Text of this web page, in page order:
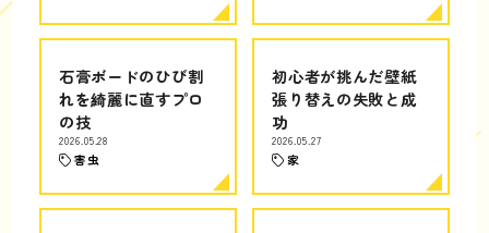
石膏ボードのひび割
れを綺麗に直すプロ
の技
2026.05.28
害虫
初心者が挑んだ壁紙
張り替えの失敗と成
功
2026.05.27
家